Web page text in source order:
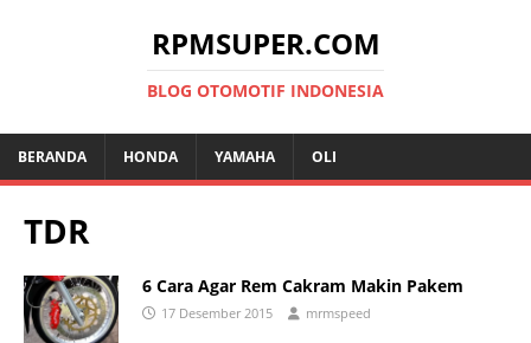
RPMSUPER.COM
BLOG OTOMOTIF INDONESIA
BERANDA HONDA YAMAHA OLI
TDR
6 Cara Agar Rem Cakram Makin Pakem
17 Desember 2015 mrmspeed